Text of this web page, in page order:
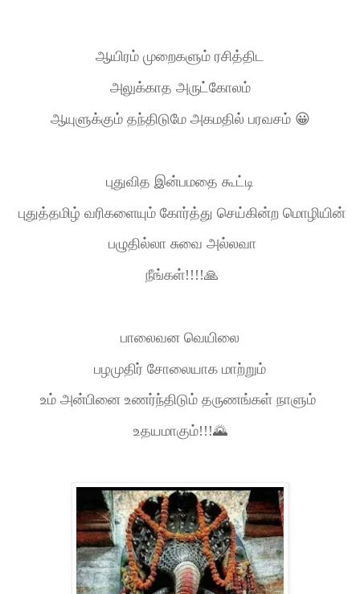
ஆயிரம் முறைகளும் ரசித்திட
அலுக்காத அருட்கோலம்
ஆயுளுக்கும் தந்திடுமே அகமதில் பரவசம் 😀
புதுவித இன்பமதை கூட்டி
புதுத்தமிழ் வரிகளையும் கோர்த்து செய்கின்ற மொழியின்
பழுதில்லா சுவை அல்லவா
நீங்கள்!!!!🙏
பாலைவன வெயிலை
பழமுதிர் சோலையாக மாற்றும்
உம் அன்பினை உணர்ந்திடும் தருணங்கள் நாளும்
உதயமாகும்!!!🌄